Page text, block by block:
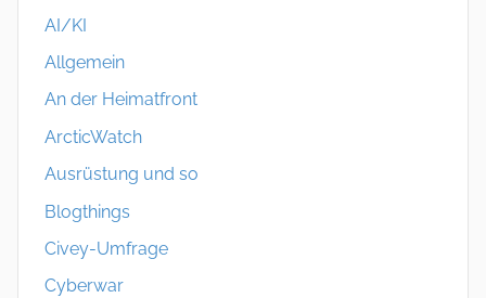
AI/KI
Allgemein
An der Heimatfront
ArcticWatch
Ausrüstung und so
Blogthings
Civey-Umfrage
Cyberwar